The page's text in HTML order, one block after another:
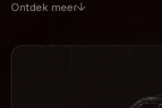
Ontdek meer